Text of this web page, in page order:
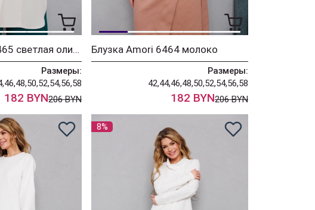
Блузка Amori 6465 светлая оливка
Размеры:
182 BYN206 BYN
Блузка Amori 6464 молоко
Размеры:
42,44,46,48,50,52,54,56,58
182 BYN206 BYN
8%